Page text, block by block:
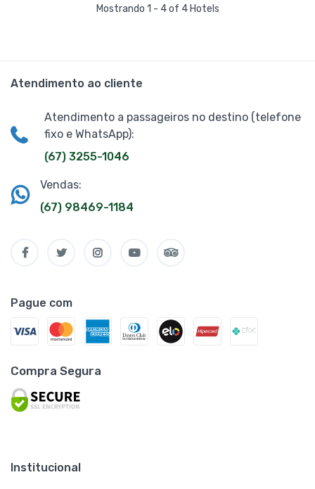
Mostrando 1 - 4 of 4 Hotels
Atendimento ao cliente
Atendimento a passageiros no destino (telefone
fixo e WhatsApp):
(67) 3255-1046
Vendas:
(67) 98469-1184
Pague com
Compra Segura
Institucional